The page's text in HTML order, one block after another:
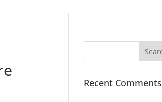
Recent Comments